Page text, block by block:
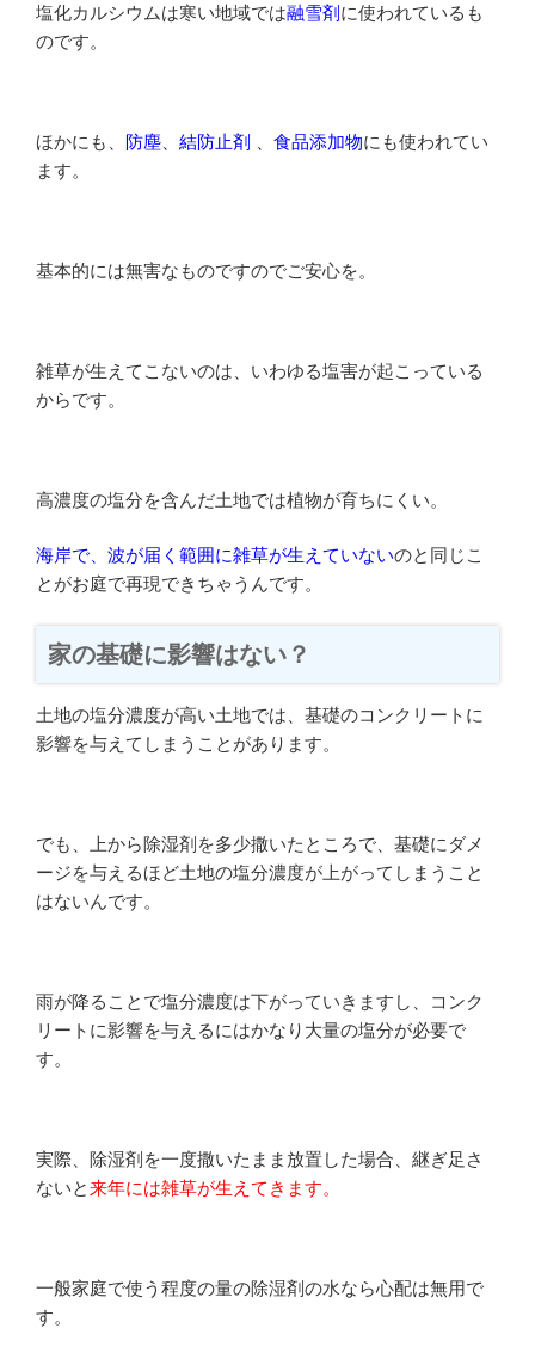
塩化カルシウムは寒い地域では融雪剤 に使われているも
のです。
ほかにも、 防塵、結防止剤 、食品添加物にも使われてい
ます。
基本的には無害なものですのでご安心を。
雑草が生えてこないのは、いわゆる塩害が起こっている
からです。
高濃度の塩分を含んだ土地では植物が育ちにくい。
海岸で、波が届く範囲に雑草が生えていないのと同じこ
とがお庭で再現できちゃうんです。
家の基礎に影響はない？
土地の塩分濃度が高い土地では、基礎のコンクリートに
影響を与えてしまうことがあります。
でも、上から除湿剤を多少撒いたところで、基礎にダメ
ージを与えるほど土地の塩分濃度が上がってしまうこと
はないんです。
雨が降ることで塩分濃度は下がっていきますし、コンク
リートに影響を与えるにはかなり大量の塩分が必要で
す。
実際、除湿剤を一度撒いたまま放置した場合、継ぎ足さ
ないと来年には雑草が生えてきます。
一般家庭で使う程度の量の除湿剤の水なら心配は無用で
す。